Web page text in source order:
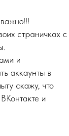
страничках с
и
аккаунты в
скажу, что
и